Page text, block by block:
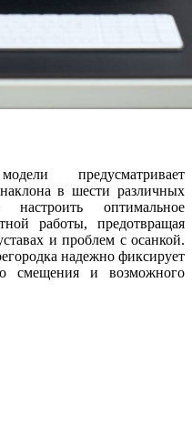
предусматривает
в шести различных
оптимальное
работы, предотвращая
и проблем с осанкой.
надежно фиксирует
смещения и возможного